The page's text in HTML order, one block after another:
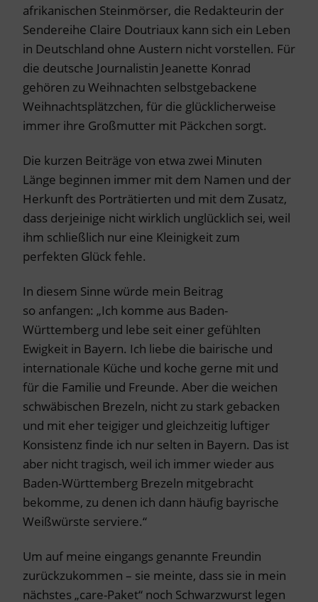
afrikanischen Steinmörser, die Redakteurin der
Sendereihe Claire Doutriaux kann sich ein Leben
in Deutschland ohne Austern nicht vorstellen. Für
die deutsche Journalistin Jeanette Konrad
gehören zu Weihnachten selbstgebackene
Weihnachtsplätzchen, für die glücklicherweise
immer ihre Großmutter mit Päckchen sorgt.
Die kurzen Beiträge von etwa zwei Minuten
Länge beginnen immer mit dem Namen und der
Herkunft des Porträtierten und mit dem Zusatz,
dass derjeinige nicht wirklich unglücklich sei, weil
ihm schließlich nur eine Kleinigkeit zum
perfekten Glück fehle.
In diesem Sinne würde mein Beitrag
so anfangen: „Ich komme aus Baden-
Württemberg und lebe seit einer gefühlten
Ewigkeit in Bayern. Ich liebe die bairische und
internationale Küche und koche gerne mit und
für die Familie und Freunde. Aber die weichen
schwäbischen Brezeln, nicht zu stark gebacken
und mit eher teigiger und gleichzeitig luftiger
Konsistenz finde ich nur selten in Bayern. Das ist
aber nicht tragisch, weil ich immer wieder aus
Baden-Württemberg Brezeln mitgebracht
bekomme, zu denen ich dann häufig bayrische
Weißwürste serviere.“
Um auf meine eingangs genannte Freundin
zurückzukommen – sie meinte, dass sie in mein
nächstes „care-Paket“ noch Schwarzwurst legen